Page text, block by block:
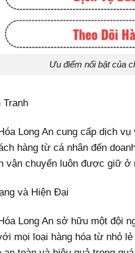
Ưu điểm nổi bật của
Tranh
Long An cung cấp dịch
hàng từ cá nhân đến
vận chuyển luôn được giữ ở
và Hiện Đại
Long An sở hữu một đội
mọi loại hàng hóa từ nhỏ